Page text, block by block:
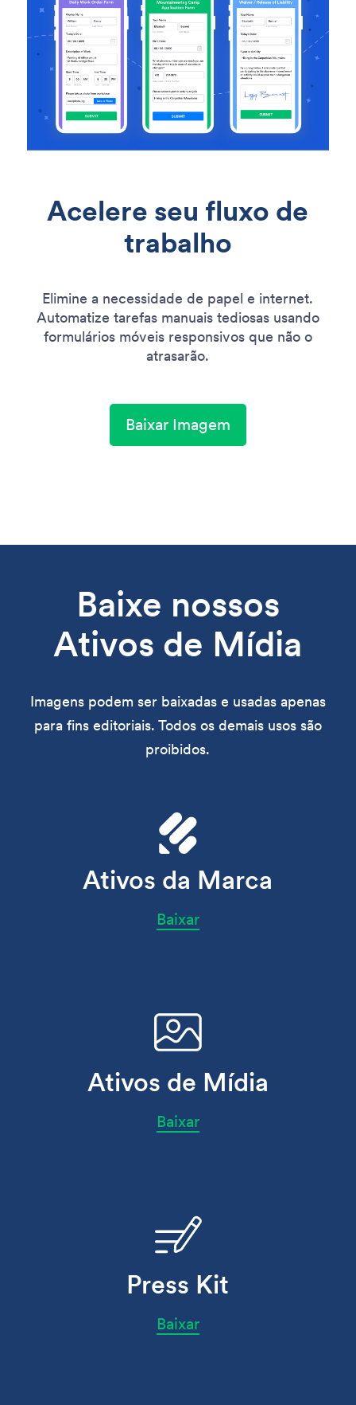
Acelere seu fluxo de
trabalho
Elimine a necessidade de papel e internet.
Automatize tarefas manuais tediosas usando
formulários móveis responsivos que não o
atrasarão.
Baixar Imagem
Baixe nossos
Ativos de Mídia
Imagens podem ser baixadas e usadas apenas
para fins editoriais. Todos os demais usos são
proibidos.
Ativos da Marca
Baixar
Ativos de Mídia
Baixar
Press Kit
Baixar